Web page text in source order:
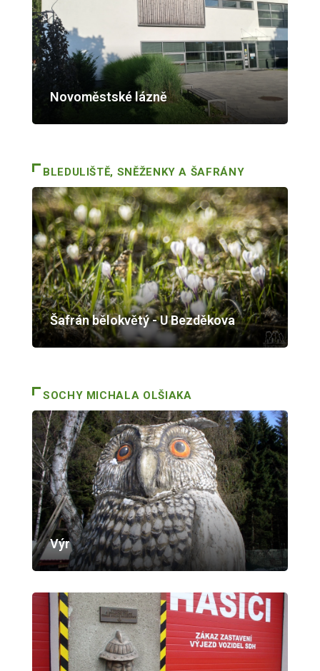
Novoměstské lázně
BLEDULIŠTĚ, SNĚŽENKY A ŠAFRÁNY
Šafrán bělokvětý - U Bezděkova
SOCHY MICHALA OLŠIAKA
Výr